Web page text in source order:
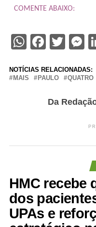
COMENTE ABAIXO:
WhatsApp
NOTÍCIAS RELACIONADAS:
MAIS
PAULO QUATRO
Da
HMC recebe
dos
UPAs e